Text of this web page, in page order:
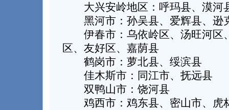
大兴安岭地区：呼玛县、漠河
黑河市：孙吴县、爱辉县、逊
伊春市：乌依岭区、汤旺河区
区、友好区、嘉荫县
鹤岗市：萝北县、绥滨县
佳木斯市：同江市、抚远县
双鸭山市：饶河县
鸡西市：鸡东县、密山市、虎